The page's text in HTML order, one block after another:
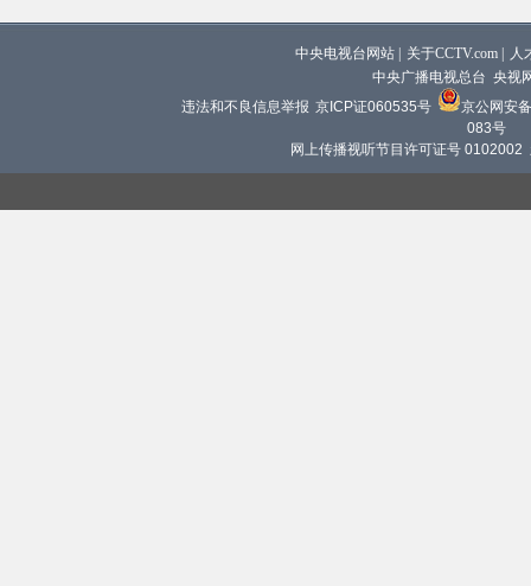
中央电视台网站 关于CCTV.com
人
中央广播电视总台 央视
违法和不良信息举报 京ICP证060535号
京公网安
083号
网上传播视听节目许可证号